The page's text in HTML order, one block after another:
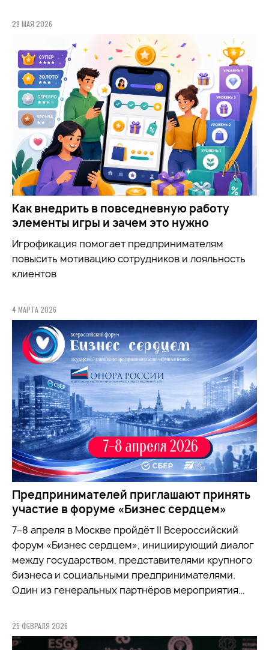
29 МАЯ 2026
Как внедрить в повседневную работу
элементы игры и зачем это нужно
Игрофикация помогает предпринимателям
повысить мотивацию сотрудников и лояльность
клиентов
4 МАРТА 2026
Предпринимателей приглашают принять
участие в форуме «Бизнес сердцем»
7–8 апреля в Москве пройдёт II Всероссийский
форум «Бизнес сердцем», инициирующий диалог
между государством, представителями крупного
бизнеса и социальными предпринимателями.
Один из генеральных партнёров мероприятия…
25 ФЕВРАЛЯ 2026